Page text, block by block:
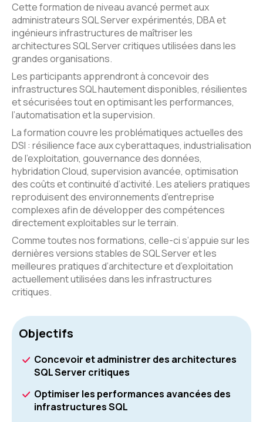
Cette formation de niveau avancé permet aux
administrateurs SQL Server expérimentés, DBA et
ingénieurs infrastructures de maîtriser les
architectures SQL Server critiques utilisées dans les
grandes organisations.
Les participants apprendront à concevoir des
infrastructures SQL hautement disponibles, résilientes
et sécurisées tout en optimisant les performances,
l’automatisation et la supervision.
La formation couvre les problématiques actuelles des
DSI : résilience face aux cyberattaques, industrialisation
de l’exploitation, gouvernance des données,
hybridation Cloud, supervision avancée, optimisation
des coûts et continuité d’activité. Les ateliers pratiques
reproduisent des environnements d’entreprise
complexes afin de développer des compétences
directement exploitables sur le terrain.
Comme toutes nos formations, celle-ci s’appuie sur les
dernières versions stables de SQL Server et les
meilleures pratiques d’architecture et d’exploitation
actuellement utilisées dans les infrastructures
critiques.
Objectifs
Concevoir et administrer des architectures
SQL Server critiques
Optimiser les performances avancées des
infrastructures SQL